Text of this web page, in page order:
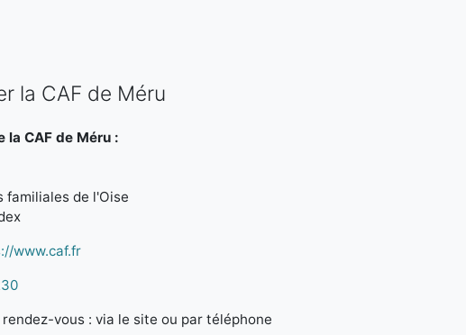
la CAF de Méru
la CAF de Méru :
familiales de l'Oise
www.caf.fr
vous : via le site ou par téléphone